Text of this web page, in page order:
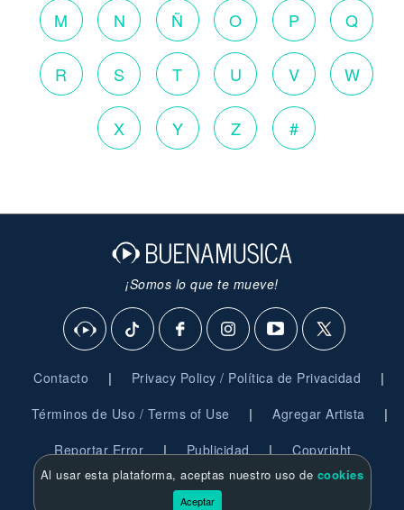
M N Ñ O P Q
R S T U V W
X Y Z #
¡Somos lo que te mueve!
Contacto | Privacy Policy / Política de Privacidad |
Términos de Uso / Terms of Use | Agregar Artista |
Reportar Error | Publicidad | Copyright
© 2026 BuenaMusica.com - Derechos Reservados
Al usar esta plataforma, aceptas nuestro uso de cookies
Aceptar